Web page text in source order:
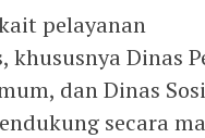
pelayanan
Dinas
dan Dinas
secara